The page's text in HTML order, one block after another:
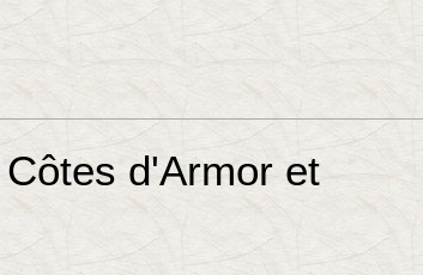
d'Armor et